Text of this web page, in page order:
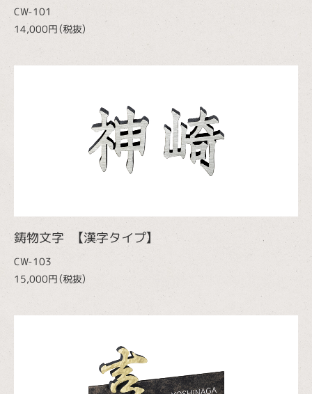
CW-101
14,000円（税抜）
鋳物文字 【漢字タイプ】
CW-103
15,000円（税抜）